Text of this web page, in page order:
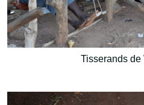
Tisserands de